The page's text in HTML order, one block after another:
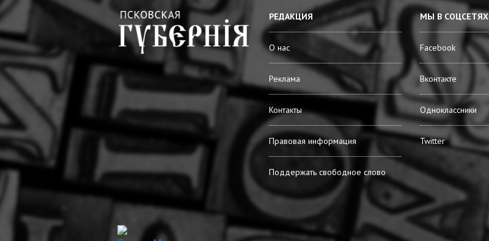
РЕДАКЦИЯ
О нас
Реклама
Контакты
Правовая информация
Поддержать свободное слово
МЫ В СОЦСЕТЯХ
Facebook
Вконтакте
Одноклассники
Twitter